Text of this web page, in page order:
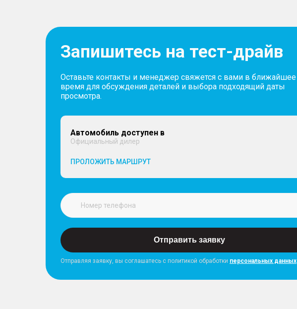
Запишитесь на тест-драйв
Оставьте контакты и менеджер свяжется с вами в ближайшее
время для обсуждения деталей и выбора подходящий даты
просмотра.
Автомобиль доступен в
Официальный дилер
ПРОЛОЖИТЬ МАРШРУТ
Отправить заявку
Отправляя заявку, вы соглашатесь с политикой обработки персональных данных